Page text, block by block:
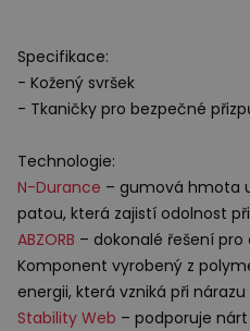
Specifikace:
- Kožený svršek
- Tkaničky pro bezpečné
Technologie:
N-Durance – gumová hmota
patou, která zajistí odolnost
ABZORB – dokonalé řešení pro
Komponent vyrobený z
energii, která vzniká při
Stability Web – podporuje